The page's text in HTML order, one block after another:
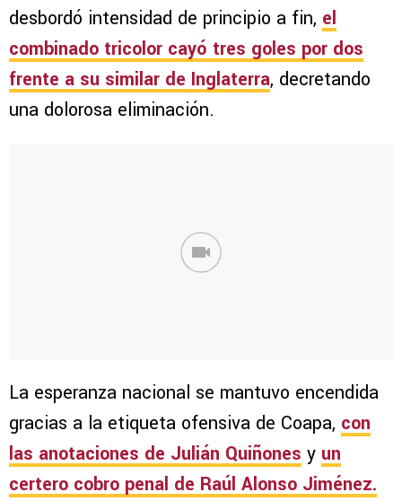
desbordó intensidad de principio a fin, el
combinado tricolor cayó tres goles por dos
frente a su similar de Inglaterra, decretando
una dolorosa eliminación.
La esperanza nacional se mantuvo encendida
gracias a la etiqueta ofensiva de Coapa, con
las anotaciones de Julián Quiñones y un
certero cobro penal de Raúl Alonso Jiménez.